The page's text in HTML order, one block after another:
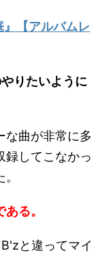
【アルバムレ
りたいように
な曲が非常に多
録してこなかっ
る。
と違ってマイ